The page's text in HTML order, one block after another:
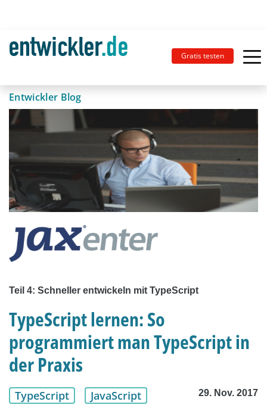
Gratis testen
Entwickler Blog
Teil 4: Schneller entwickeln mit TypeScript
TypeScript lernen: So
programmiert man TypeScript in
der Praxis
TypeScript JavaScript 29. Nov. 2017